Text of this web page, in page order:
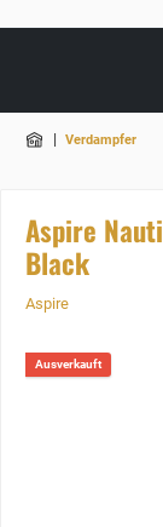
| Verdampfer
Aspire
Black
Aspire
Ausverkauft